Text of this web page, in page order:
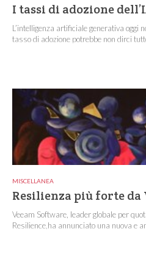
I tassi di adozione
L’intelligenza artificiale generativa oggi
tasso di adozione potrebbe non dirci
MISCELLANEA
Resilienza più forte da
Veeam Software, leader globale per
Resilience,ha annunciato una nuova e